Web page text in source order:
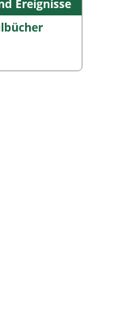
Ereignisse